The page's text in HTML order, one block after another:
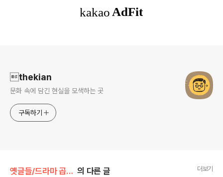
thekian
문화 속에 담긴 현실을 모색하는 곳
구독하기
옛글들/드라마 곱씹기 의 다른 글 더보기